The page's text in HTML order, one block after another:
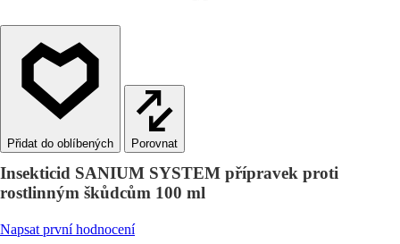
Porovnat
Insekticid SANIUM SYSTEM přípravek proti
rostlinným škůdcům 100 ml
Napsat první hodnocení